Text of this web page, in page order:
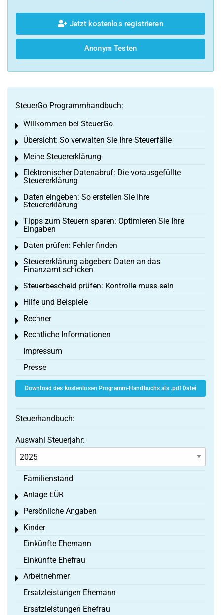
Jetzt kostenlos registrieren
Anonym Testen
SteuerGo Programmhandbuch:
Willkommen bei SteuerGo
Toggle menu
Übersicht: So verwalten Sie Ihre Steuerfälle
Toggle menu
Meine Steuererklärung
Toggle menu
Elektronischer Datenabruf: Die vorausgefüllte
Steuererklärung
Toggle menu
Daten eingeben: So erstellen Sie Ihre
Steuererklärung
Toggle menu
Tipps zum Steuern sparen: Optimieren Sie Ihre
Eingaben
Toggle menu
Daten prüfen: Fehler finden
Toggle menu
Steuererklärung abgeben: Daten an das
Finanzamt schicken
Toggle menu
Steuerbescheid prüfen: Kontrolle muss sein
Toggle menu
Hilfe und Beispiele
Toggle menu
Rechner
Toggle menu
Rechtliche Informationen
Toggle menu
Impressum
Presse
Download des kostenlosen Programm-Handbuchs als .pdf Datei
Steuerhandbuch:
Auswahl Steuerjahr:
Familienstand
Anlage EÜR
Toggle menu
Persönliche Angaben
Toggle menu
Kinder
Toggle menu
Einkünfte Ehemann
Einkünfte Ehefrau
Arbeitnehmer
Toggle menu
Ersatzleistungen Ehemann
Ersatzleistungen Ehefrau